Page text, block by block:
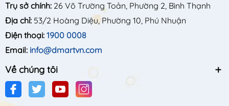
Trụ sở chính: 26 Võ Trường Toản, Phường 2, Bình Thạnh
Địa chỉ: 53/2 Hoàng Diệu, Phường 10, Phú Nhuận
Điện thoại: 1900 0008
Email: info@dmartvn.com
Về chúng tôi